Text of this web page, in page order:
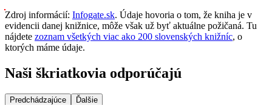
Zdroj informácií: Infogate.sk. Údaje hovoria o tom, že kniha je v
evidencii danej knižnice, môže však už byť aktuálne požičaná. Tu
nájdete zoznam všetkých viac ako 200 slovenských knižníc, o
ktorých máme údaje.
Naši škriatkovia odporúčajú
Predchádzajúce Ďalšie